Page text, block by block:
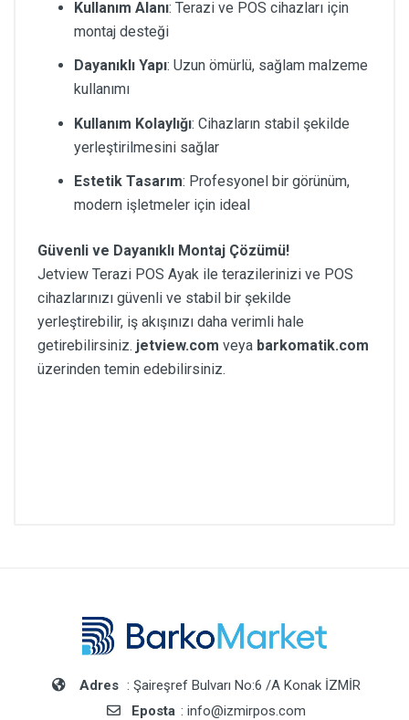
Kullanım Alanı: Terazi ve POS cihazları için
montaj desteği
Dayanıklı Yapı: Uzun ömürlü, sağlam malzeme
kullanımı
Kullanım Kolaylığı: Cihazların stabil şekilde
yerleştirilmesini sağlar
Estetik Tasarım: Profesyonel bir görünüm,
modern işletmeler için ideal
Güvenli ve Dayanıklı Montaj Çözümü!
Jetview Terazi POS Ayak ile terazilerinizi ve POS
cihazlarınızı güvenli ve stabil bir şekilde
yerleştirebilir, iş akışınızı daha verimli hale
getirebilirsiniz. jetview.com veya barkomatik.com
üzerinden temin edebilirsiniz.
Adres : Şaireşref Bulvarı No:6 /A Konak İZMİR
Eposta : info@izmirpos.com